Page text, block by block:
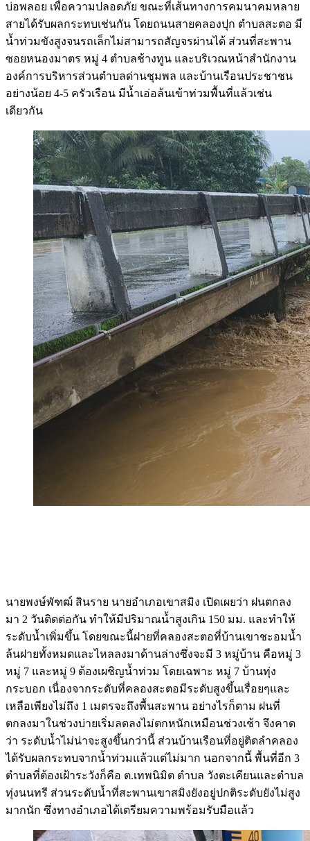
บ่อพลอย เพื่อความปลอดภัย ขณะที่เส้นทางการคมนาคมหลาย
สายได้รับผลกระทบเช่นกัน โดยถนนสายคลองปุก ตำบลสะตอ มี
น้ำท่วมขังสูงจนรถเล็กไม่สามารถสัญจรผ่านได้ ส่วนที่สะพาน
ซอยหนองมาตร หมู่ 4 ตำบลช้างทูน และบริเวณหน้าสำนักงาน
องค์การบริหารส่วนตำบลด่านชุมพล และบ้านเรือนประชาชน
อย่างน้อย 4-5 ครัวเรือน มีน้ำเอ่อล้นเข้าท่วมพื้นที่แล้วเช่น
เดียวกัน
นายพงษ์พัฑฒ์ สินราย นายอำเภอเขาสมิง เปิดเผยว่า ฝนตกลง
มา 2 วันติดต่อกัน ทำให้มีปริมาณน้ำสูงเกิน 150 มม. และทำให้
ระดับน้ำเพิ่มขึ้น โดยขณะนี้ฝายที่คลองสะตอที่บ้านเขาชะอมน้ำ
ล้นฝายทั้งหมดและไหลลงมาด้านล่างซึ่งจะมี 3 หมู่บ้าน คือหมู่ 3
หมู่ 7 และหมู่ 9 ต้องเผชิญน้ำท่วม โดยเฉพาะ หมู่ 7 บ้านทุ่ง
กระบอก เนื่องจากระดับที่คลองสะตอมีระดับสูงขึ้นเรื่อยๆและ
เหลือเพียงไม่ถึง 1 เมตรจะถึงพื้นสะพาน อย่างไรก็ตาม ฝนที่
ตกลงมาในช่วงบ่ายเริ่มลดลงไม่ตกหนักเหมือนช่วงเช้า จึงคาด
ว่า ระดับน้ำไม่น่าจะสูงขึ้นกว่านี้ ส่วนบ้านเรือนที่อยู่ติดลำคลอง
ได้รับผลกระทบจากน้ำท่วมแล้วแต่ไม่มาก นอกจากนี้ พื้นที่อีก 3
ตำบลที่ต้องเฝ้าระวังก็คือ ต.เทพนิมิต ตำบล วังตะเคียนและตำบล
ทุ่งนนทรี ส่วนระดับน้ำที่สะพานเขาสมิงยังอยู่ปกติระดับยังไม่สูง
มากนัก ซึ่งทางอำเภอได้เตรียมความพร้อมรับมือแล้ว